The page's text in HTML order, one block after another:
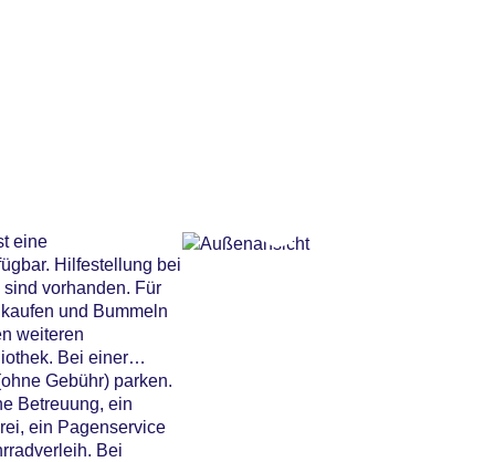
eine
Hilfestellung bei
vorhanden. Für
und Bummeln
weiteren
Bei einer
Gebühr) parken.
Betreuung, ein
ein Pagenservice
Bei